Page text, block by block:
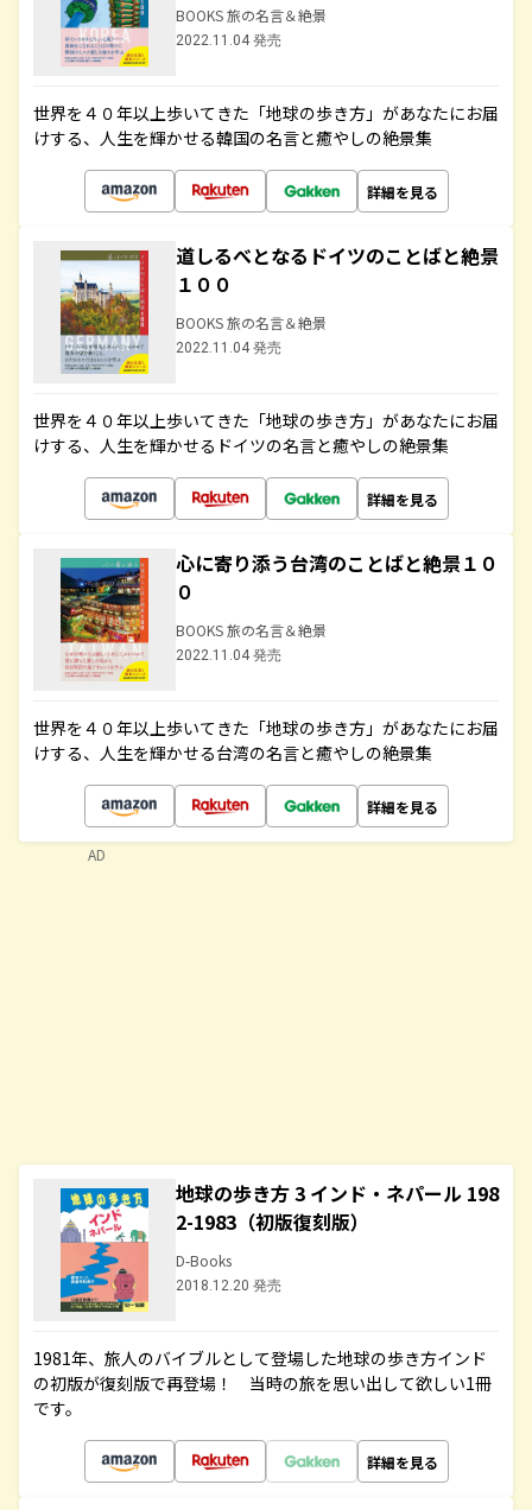
BOOKS 旅の名言＆絶景
2022.11.04 発売
世界を４０年以上歩いてきた「地球の歩き方」があなたにお届
けする、人生を輝かせる韓国の名言と癒やしの絶景集
詳細を見る
道しるべとなるドイツのことばと絶景
１００
BOOKS 旅の名言＆絶景
2022.11.04 発売
世界を４０年以上歩いてきた「地球の歩き方」があなたにお届
けする、人生を輝かせるドイツの名言と癒やしの絶景集
詳細を見る
心に寄り添う台湾のことばと絶景１０
０
BOOKS 旅の名言＆絶景
2022.11.04 発売
世界を４０年以上歩いてきた「地球の歩き方」があなたにお届
けする、人生を輝かせる台湾の名言と癒やしの絶景集
詳細を見る
地球の歩き方 3 インド・ネパール 198
2-1983（初版復刻版）
D-Books
2018.12.20 発売
1981年、旅人のバイブルとして登場した地球の歩き方インド
の初版が復刻版で再登場！ 当時の旅を思い出して欲しい1冊
です。
詳細を見る
AD